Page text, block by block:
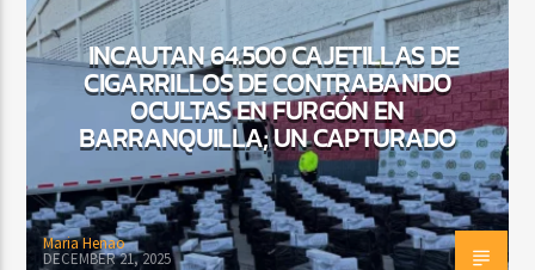
CURRENT SHOW
BALADAS Y VALLENATO
5:00 PM
INCAUTAN 64.500 CAJETILLAS DE
CIGARRILLOS DE CONTRABANDO
OCULTAS EN FURGÓN EN
BARRANQUILLA; UN CAPTURADO
Maria Henao
DECEMBER 21, 2025